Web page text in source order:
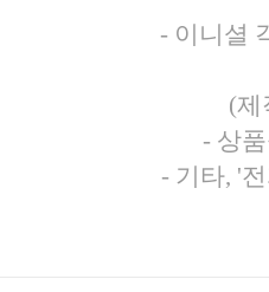
- 이니셜
(제
- 상
- 기타, '